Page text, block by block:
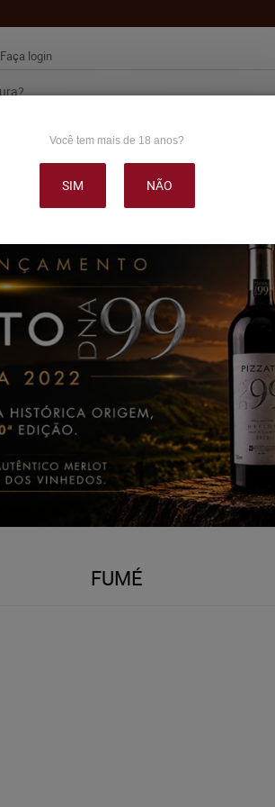
Faça login
DELICATÉSSE & ACESSÓRIOS
FUMÉ
Você tem mais de 18 anos?
SIM NÃO